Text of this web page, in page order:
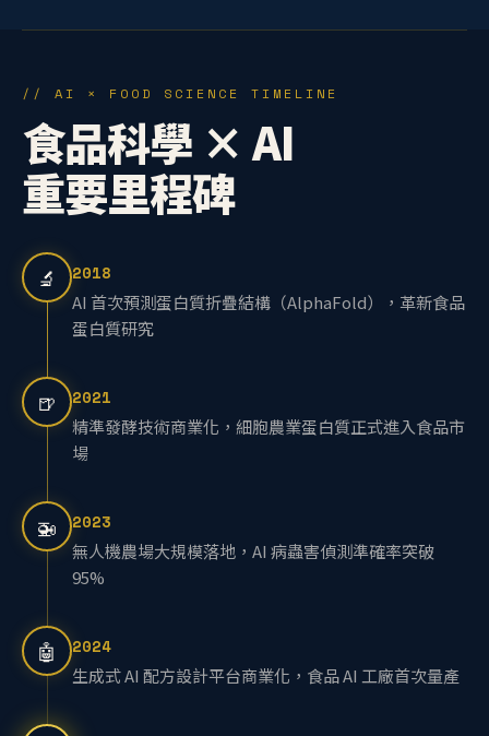
// AI × FOOD SCIENCE TIMELINE
食品科學 × AI
重要里程碑
🔬
2018
AI 首次預測蛋白質折疊結構（AlphaFold），革新食品
蛋白質研究
🍺
2021
精準發酵技術商業化，細胞農業蛋白質正式進入食品市
場
🚁
2023
無人機農場大規模落地，AI 病蟲害偵測準確率突破
95%
🤖
2024
生成式 AI 配方設計平台商業化，食品 AI 工廠首次量產